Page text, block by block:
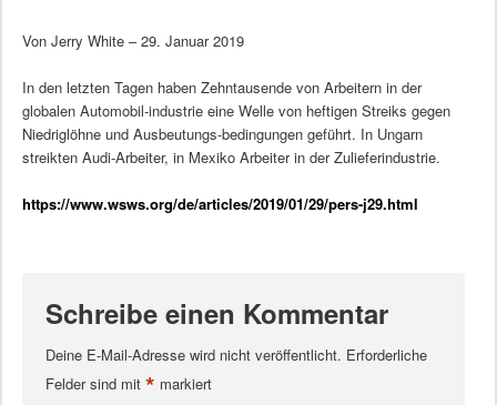
Von Jerry White – 29. Januar 2019
In den letzten Tagen haben Zehntausende von Arbeitern in der
globalen Automobil-industrie eine Welle von heftigen Streiks gegen
Niedriglöhne und Ausbeutungs-bedingungen geführt. In Ungarn
streikten Audi-Arbeiter, in Mexiko Arbeiter in der Zulieferindustrie.
https://www.wsws.org/de/articles/2019/01/29/pers-j29.html
Schreibe einen Kommentar
Deine E-Mail-Adresse wird nicht veröffentlicht. Erforderliche
Felder sind mit * markiert